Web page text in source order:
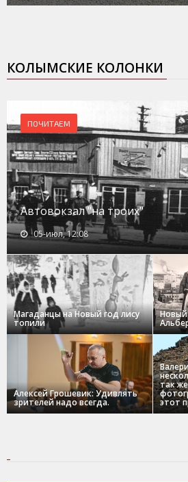
КОЛЫМСКИЕ КОЛОНКИ
ПОЧИТАЕМ
Автовокзал "на троих"
05-июл, 12:08
Магаданцы на Новый год лису
топили
Новый
Алексей Грошевик: Удивлять
зрителей надо всегда.
так
этот